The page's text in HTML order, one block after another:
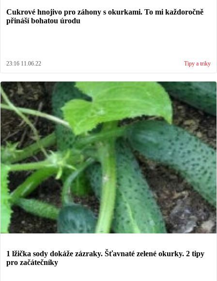
Cukrové hnojivo pro záhony s okurkami. To mi každoročně
přináší bohatou úrodu
23:16 11.06.22 Tipy a triky
1 lžička sody dokáže zázraky. Šťavnaté zelené okurky. 2 tipy
pro začátečníky